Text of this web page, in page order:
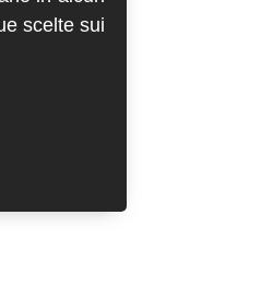
scelte sui